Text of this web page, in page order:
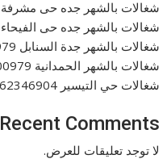
شغالات بالشهر جده حى مشرفة 0577265649
شغالات بالشهر جده حى الفيحاء 0577265649
شغالات بالشهر جدة السنابل 0571400979
شغالات بالشهر الحمدانية 0571400979
شغالات حي التيسير 0562346904
Recent Comments
لا توجد تعليقات للعرض.